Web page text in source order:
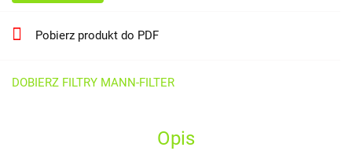
Pobierz produkt do PDF
DOBIERZ FILTRY MANN-FILTER
Opis